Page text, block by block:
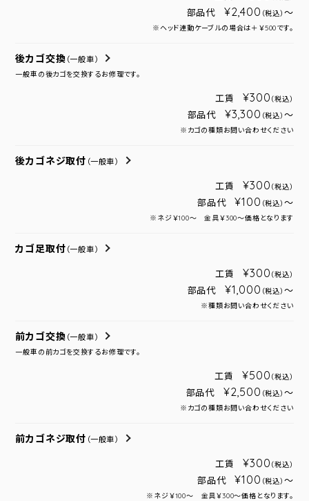
部品代 ¥2,400 （税込） ～
※ヘッド連動ケーブルの場合は＋￥500です。
後カゴ交換 （一般車）
一般車の後カゴを交換するお修理です。
工賃 ¥300 （税込）
部品代 ¥3,300 （税込） ～
※カゴの種類お問い合わせください
後カゴネジ取付 （一般車）
工賃 ¥300 （税込）
部品代 ¥100 （税込） ～
※ネジ￥100～ 金具￥300～価格となります
カゴ足取付 （一般車）
工賃 ¥300 （税込）
部品代 ¥1,000 （税込） ～
※種類お問い合わせください
前カゴ交換 （一般車）
一般車の前カゴを交換するお修理です。
工賃 ¥500 （税込）
部品代 ¥2,500 （税込） ～
※カゴの種類お問い合わせください
前カゴネジ取付 （一般車）
工賃 ¥300 （税込）
部品代 ¥100 （税込） ～
※ネジ￥100～ 金具￥300～価格となります。